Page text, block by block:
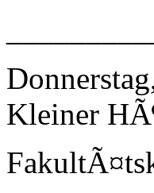
Kleiner